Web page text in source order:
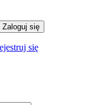
Zaloguj się
się